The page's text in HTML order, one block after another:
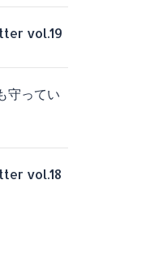
vol.19
守ってい
vol.18